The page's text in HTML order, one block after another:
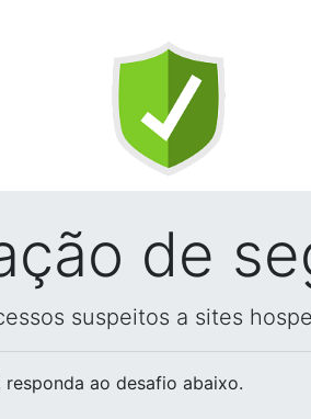
de
suspeitos a sites
responda ao desafio abaixo.